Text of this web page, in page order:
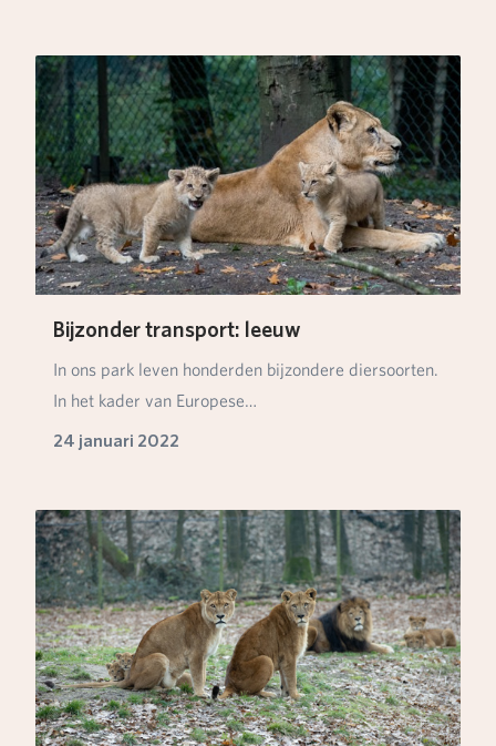
Bijzonder transport: leeuw
In ons park leven honderden bijzondere diersoorten.
In het kader van Europese
populatiemanagementpro…
24 januari 2022